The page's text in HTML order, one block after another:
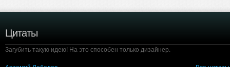
Цитаты
Загубить такую идею! На это способен только дизайнер.